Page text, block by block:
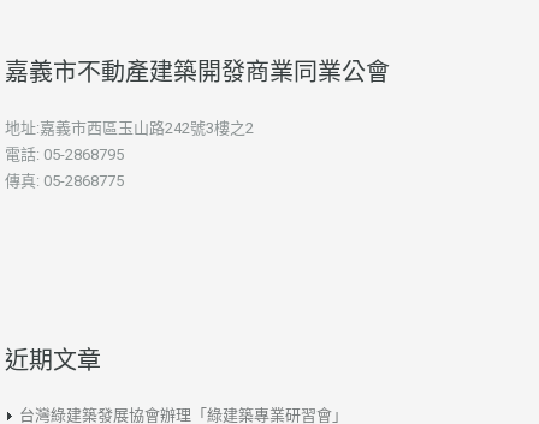
嘉義市不動產建築開發商業同業公會
地址:嘉義市西區玉山路242號3樓之2
電話: 05-2868795
傳真: 05-2868775
近期文章
台灣綠建築發展協會辦理「綠建築專業研習會」